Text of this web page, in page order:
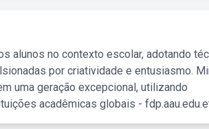
alunos no contexto escolar, adotando
por criatividade e entusiasmo.
uma geração excepcional, utilizando
acadêmicas globais -